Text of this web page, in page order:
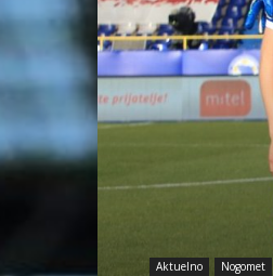
Aktuelno Nogomet